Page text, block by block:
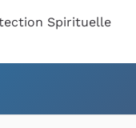
Spirituelle